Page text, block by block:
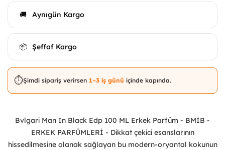
🚚 Aynıgün Kargo
📦 Şeffaf Kargo
⏱️Şimdi sipariş verirsen 1–3 iş günü içinde kapında.
Bvlgari Man In Black Edp 100 ML Erkek Parfüm - BMİB -
ERKEK PARFÜMLERİ - Dikkat çekici esanslarının
hissedilmesine olanak sağlayan bu modern-oryantal kokunun